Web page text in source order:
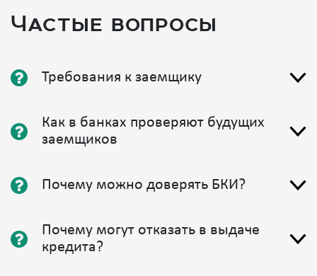
досрочного погашения, чтобы избежать
получения ипотеки без справок и сделать его более
Свернуть подробности
Частые вопросы
Требования к заемщику
Как в банках проверяют будущих
заемщиков
Почему можно доверять БКИ?
Почему могут отказать в выдаче
кредита?